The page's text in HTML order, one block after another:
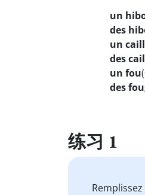
un
des
un
des
un fou
des fou
练习 1